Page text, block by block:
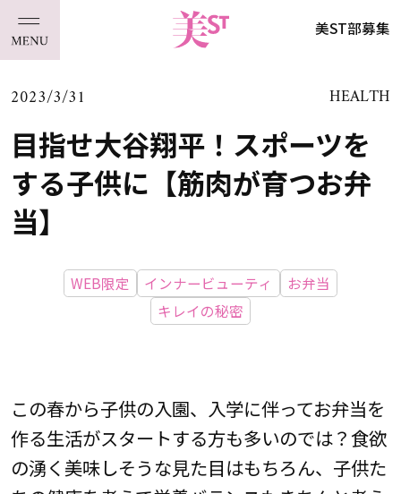
美ST部募集
2023/3/31 HEALTH
目指せ大谷翔平！スポーツを
する子供に【筋肉が育つお弁
当】
WEB限定 インナービューティ
お弁当
キレイの秘密
この春から子供の入園、入学に伴ってお弁当を
作る生活がスタートする方も多いのでは？食欲
の湧く美味しそうな見た目はもちろん、子供た